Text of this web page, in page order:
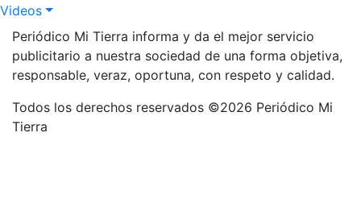
Videos
Periódico Mi Tierra informa y da el mejor servicio
publicitario a nuestra sociedad de una forma objetiva,
responsable, veraz, oportuna, con respeto y calidad.
Todos los derechos reservados ©2026 Periódico Mi
Tierra